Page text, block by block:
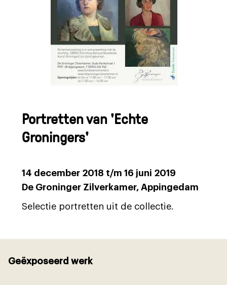
Portretten van 'Echte
Groningers'
14 december 2018 t/m 16 juni 2019
De Groninger Zilverkamer, Appingedam
Selectie portretten uit de collectie.
Geëxposeerd werk